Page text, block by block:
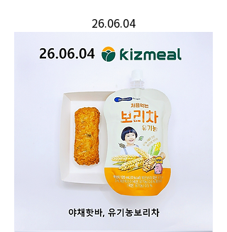
26.06.04